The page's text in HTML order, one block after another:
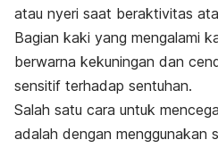
atau nyeri saat beraktivitas
Bagian kaki yang mengalami
berwarna kekuningan dan
sensitif terhadap sentuhan.
Salah satu cara untuk
adalah dengan menggunakan